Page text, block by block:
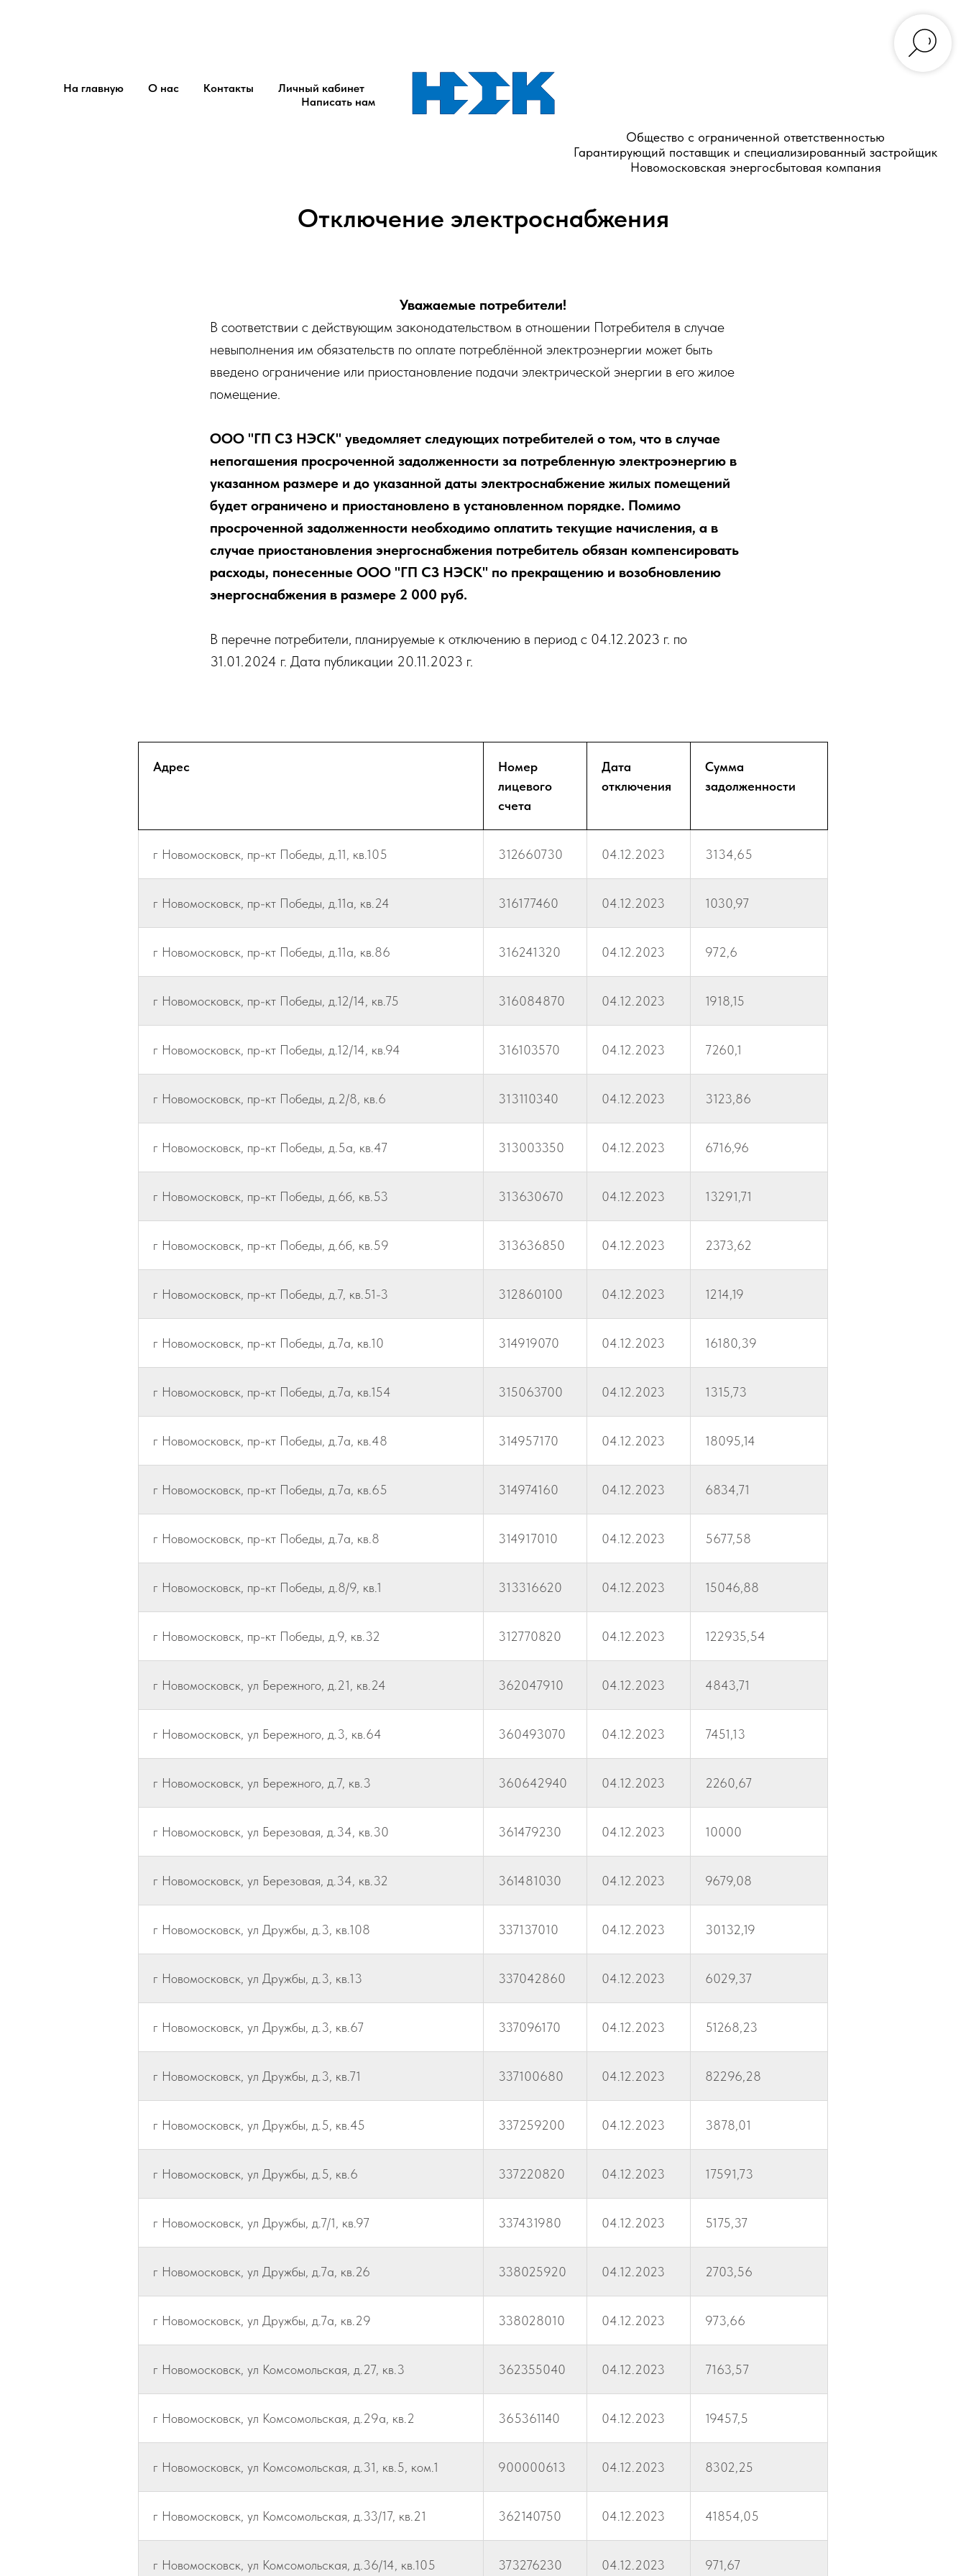
На главную О нас Контакты
Личный кабинет
Написать нам
Общество с ограниченной ответственностью
Гарантирующий поставщик и специализированный застройщик
Новомосковская энергосбытовая компания
Отключение электроснабжения
Уважаемые потребители!
В соответствии с действующим законодательством в отношении Потребителя в случае
невыполнения им обязательств по оплате потреблённой электроэнергии может быть
введено ограничение или приостановление подачи электрической энергии в его жилое
помещение.
ООО "ГП СЗ НЭСК" уведомляет следующих потребителей о том, что в случае
непогашения просроченной задолженности за потребленную электроэнергию в
указанном размере и до указанной даты электроснабжение жилых помещений
будет ограничено и приостановлено в установленном порядке. Помимо
просроченной задолженности необходимо оплатить текущие начисления, а в
случае приостановления энергоснабжения потребитель обязан компенсировать
расходы, понесенные ООО "ГП СЗ НЭСК" по прекращению и возобновлению
энергоснабжения в размере 2 000 руб.
В перечне потребители, планируемые к отключению в период с 04.12.2023 г. по
31.01.2024 г. Дата публикации 20.11.2023 г.
Адрес
Номер
лицевого
счета
Дата
отключения
Сумма
задолженности
г Новомосковск, пр-кт Победы, д.11, кв.105 312660730 04.12.2023 3134,65
г Новомосковск, пр-кт Победы, д.11а, кв.24 316177460 04.12.2023 1030,97
г Новомосковск, пр-кт Победы, д.11а, кв.86 316241320 04.12.2023 972,6
г Новомосковск, пр-кт Победы, д.12/14, кв.75 316084870 04.12.2023 1918,15
г Новомосковск, пр-кт Победы, д.12/14, кв.94 316103570 04.12.2023 7260,1
г Новомосковск, пр-кт Победы, д.2/8, кв.6 313110340 04.12.2023 3123,86
г Новомосковск, пр-кт Победы, д.5а, кв.47 313003350 04.12.2023 6716,96
г Новомосковск, пр-кт Победы, д.6б, кв.53 313630670 04.12.2023 13291,71
г Новомосковск, пр-кт Победы, д.6б, кв.59 313636850 04.12.2023 2373,62
г Новомосковск, пр-кт Победы, д.7, кв.51-3 312860100 04.12.2023 1214,19
г Новомосковск, пр-кт Победы, д.7а, кв.10 314919070 04.12.2023 16180,39
г Новомосковск, пр-кт Победы, д.7а, кв.154 315063700 04.12.2023 1315,73
г Новомосковск, пр-кт Победы, д.7а, кв.48 314957170 04.12.2023 18095,14
г Новомосковск, пр-кт Победы, д.7а, кв.65 314974160 04.12.2023 6834,71
г Новомосковск, пр-кт Победы, д.7а, кв.8 314917010 04.12.2023 5677,58
г Новомосковск, пр-кт Победы, д.8/9, кв.1 313316620 04.12.2023 15046,88
г Новомосковск, пр-кт Победы, д.9, кв.32 312770820 04.12.2023 122935,54
г Новомосковск, ул Бережного, д.21, кв.24 362047910 04.12.2023 4843,71
г Новомосковск, ул Бережного, д.3, кв.64 360493070 04.12.2023 7451,13
г Новомосковск, ул Бережного, д.7, кв.3 360642940 04.12.2023 2260,67
г Новомосковск, ул Березовая, д.34, кв.30 361479230 04.12.2023 10000
г Новомосковск, ул Березовая, д.34, кв.32 361481030 04.12.2023 9679,08
г Новомосковск, ул Дружбы, д.3, кв.108 337137010 04.12.2023 30132,19
г Новомосковск, ул Дружбы, д.3, кв.13 337042860 04.12.2023 6029,37
г Новомосковск, ул Дружбы, д.3, кв.67 337096170 04.12.2023 51268,23
г Новомосковск, ул Дружбы, д.3, кв.71 337100680 04.12.2023 82296,28
г Новомосковск, ул Дружбы, д.5, кв.45 337259200 04.12.2023 3878,01
г Новомосковск, ул Дружбы, д.5, кв.6 337220820 04.12.2023 17591,73
г Новомосковск, ул Дружбы, д.7/1, кв.97 337431980 04.12.2023 5175,37
г Новомосковск, ул Дружбы, д.7а, кв.26 338025920 04.12.2023 2703,56
г Новомосковск, ул Дружбы, д.7а, кв.29 338028010 04.12.2023 973,66
г Новомосковск, ул Комсомольская, д.27, кв.3 362355040 04.12.2023 7163,57
г Новомосковск, ул Комсомольская, д.29а, кв.2 365361140 04.12.2023 19457,5
г Новомосковск, ул Комсомольская, д.31, кв.5, ком.1 900000613 04.12.2023 8302,25
г Новомосковск, ул Комсомольская, д.33/17, кв.21 362140750 04.12.2023 41854,05
г Новомосковск, ул Комсомольская, д.36/14, кв.105 373276230 04.12.2023 971,67